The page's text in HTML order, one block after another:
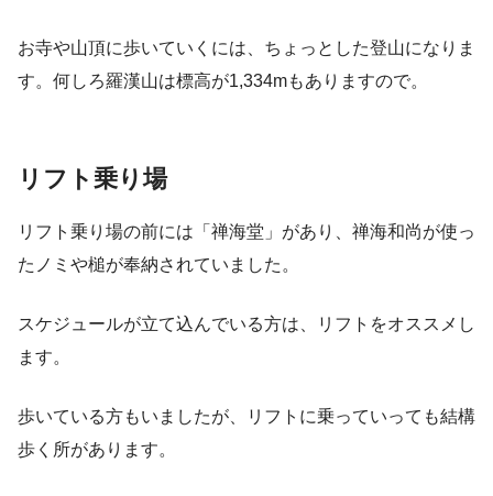
お寺や山頂に歩いていくには、ちょっとした登山になりま
す。何しろ羅漢山は標高が1,334mもありますので。
リフト乗り場
リフト乗り場の前には「禅海堂」があり、禅海和尚が使っ
たノミや槌が奉納されていました。
スケジュールが立て込んでいる方は、リフトをオススメし
ます。
歩いている方もいましたが、リフトに乗っていっても結構
歩く所があります。